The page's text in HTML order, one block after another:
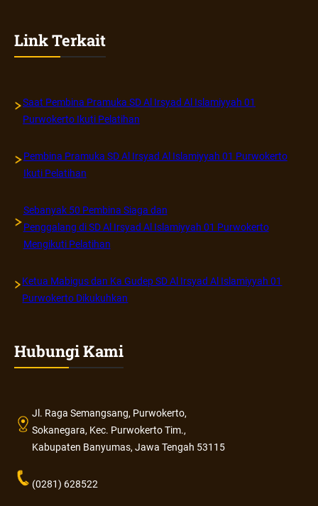
Link Terkait
Saat Pembina Pramuka SD Al Irsyad Al Islamiyyah 01
Purwokerto Ikuti Pelatihan
Pembina Pramuka SD Al Irsyad Al Islamiyyah 01 Purwokerto
Ikuti Pelatihan
Sebanyak 50 Pembina Siaga dan
Penggalang di SD Al Irsyad Al Islamiyyah 01 Purwokerto
Mengikuti Pelatihan
Ketua Mabigus dan Ka Gudep SD Al Irsyad Al Islamiyyah 01
Purwokerto Dikukuhkan
Hubungi Kami
Jl. Raga Semangsang, Purwokerto,
Sokanegara, Kec. Purwokerto Tim.,
Kabupaten Banyumas, Jawa Tengah 53115
(0281) 628522